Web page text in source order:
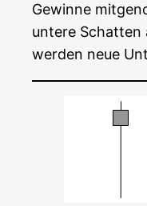
Gewin­ne
unte­re Schat­ten
wer­den neue